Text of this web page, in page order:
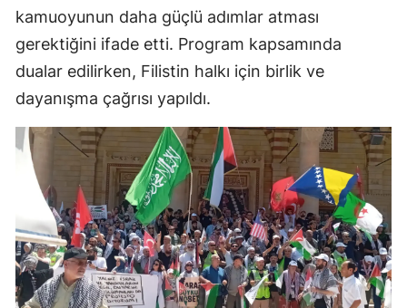
kamuoyunun daha güçlü adımlar atması
gerektiğini ifade etti. Program kapsamında
dualar edilirken, Filistin halkı için birlik ve
dayanışma çağrısı yapıldı.